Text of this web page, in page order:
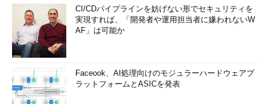
CI/CDパイプラインを妨げない形でセキュリティを
実現すれば、「開発者や運用担当者に嫌われないW
AF」は可能か
Faceook、AI処理向けのモジュラーハードウェアプ
ラットフォームとASICを発表